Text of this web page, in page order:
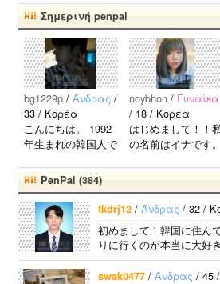
Σημερινή penpal
bg1229p / Άνδρας /
33 / Κορέα
こんにちは。 1992
年生まれの韓国人で
島です。 日本のこ
とは高校生の時から
興味を持ちました。
日本の好きなところ
は文化や食べ物で
す。 特に街の雰囲
気が..
noybhon / Γυναίκα
/ 18 / Κορέα
はじめまして！！
の名前はイナです。
日本人の友達を作
たいです。よろし
おねがいします..
PenPal (384)
tkdrj12 / Άνδρας / 32 /
初めまして！韓国に住ん
りに行くのが本当に大好
swak0477 / Άνδρας / 45